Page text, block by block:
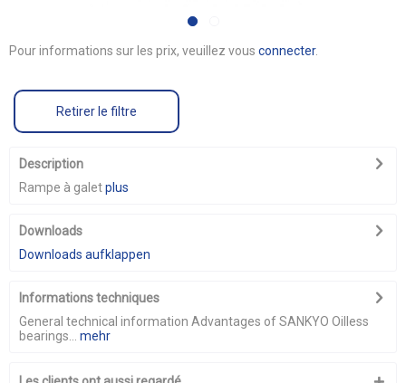
Pour informations sur les prix, veuillez vous connecter.
Retirer le filtre
Description
Rampe à galetplus
Downloads
Downloads aufklappen
Informations techniques
General technical information Advantages of SANKYO Oilless
bearings... mehr